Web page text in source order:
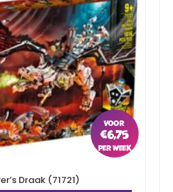
€6,75
Draak (71721)